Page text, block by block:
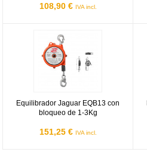
108,90 € IVA incl.
Equilibrador Jaguar EQB13 con
bloqueo de 1-3Kg
151,25 € IVA incl.